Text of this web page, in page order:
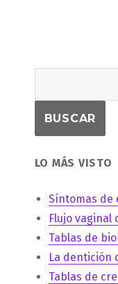
LO MÁS VISTO
Síntomas de
Flujo vaginal
Tablas de
La dentición
Tablas de